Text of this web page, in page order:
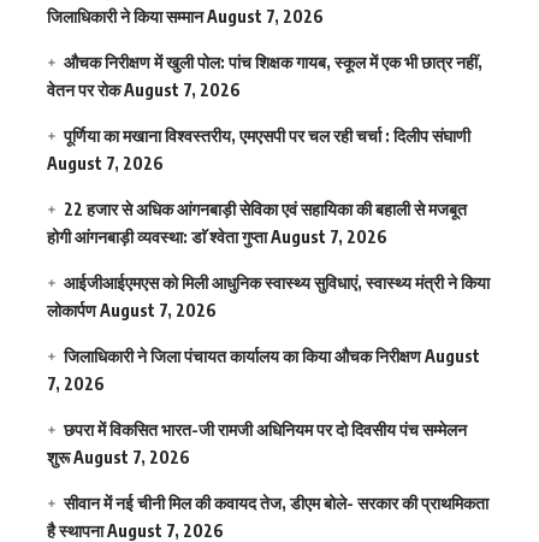
जिलाधिकारी ने किया सम्मानAugust 7, 2026
औचक निरीक्षण में खुली पोल: पांच शिक्षक गायब, स्कूल में एक भी छात्र नहीं,
वेतन पर रोकAugust 7, 2026
पूर्णिया का मखाना विश्वस्तरीय, एमएसपी पर चल रही चर्चा : दिलीप संघाणी
August 7, 2026
22 हजार से अधिक आंगनबाड़ी सेविका एवं सहायिका की बहाली से मजबूत
होगी आंगनबाड़ी व्यवस्था: डाॅ श्वेता गुप्ताAugust 7, 2026
आईजीआईएमएस काे मिली आधुनिक स्वास्थ्य सुविधाएं, स्वास्थ्य मंत्री ने किया
लोकार्पणAugust 7, 2026
जिलाधिकारी ने जिला पंचायत कार्यालय का किया औचक निरीक्षणAugust
7, 2026
छपरा में विकसित भारत-जी रामजी अधिनियम पर दो दिवसीय पंच सम्मेलन
शुरूAugust 7, 2026
सीवान में नई चीनी मिल की कवायद तेज, डीएम बोले- सरकार की प्राथमिकता
है स्थापनाAugust 7, 2026